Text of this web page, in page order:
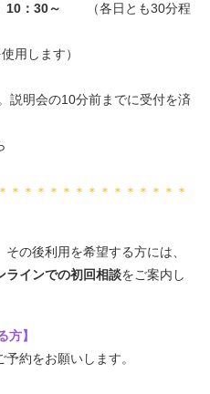
10：30～
（各日とも30分程
します）
明会の10分前までに受付を済
＊＊＊＊＊＊＊＊＊＊＊＊＊＊
の後利用を希望する方には、
ラインでの初回相談をご案内し
方】
約をお願いします。